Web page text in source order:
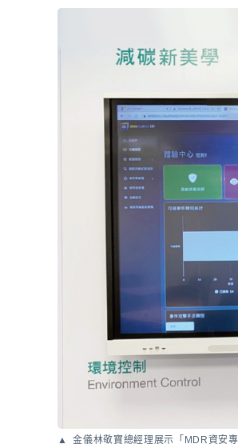
金儀林敬寶總經理展示「MDR資安